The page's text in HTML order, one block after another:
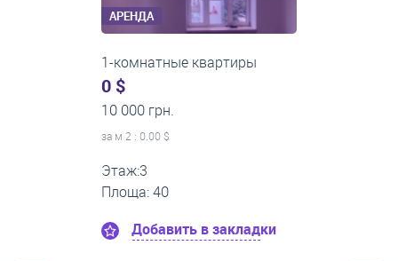
АРЕНДА
2-комнатные квартиры
0 $
16 000 грн.
за м 2 : 0.00 $
Этаж:11
Площа: 55
Добавить в закладки